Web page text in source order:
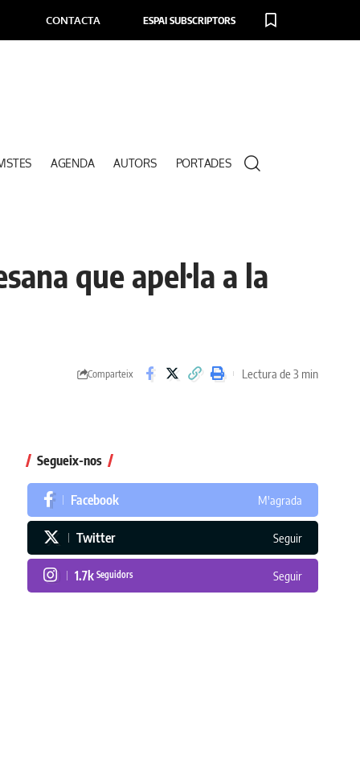
CONTACTA ESPAI SUBSCRIPTORS
AGENDA AUTORS PORTADES
que apel·la a la
Comparteix Lectura de 3 min
Segueix-nos
Facebook M'agrada
Twitter Seguir
1.7k Seguidors Seguir